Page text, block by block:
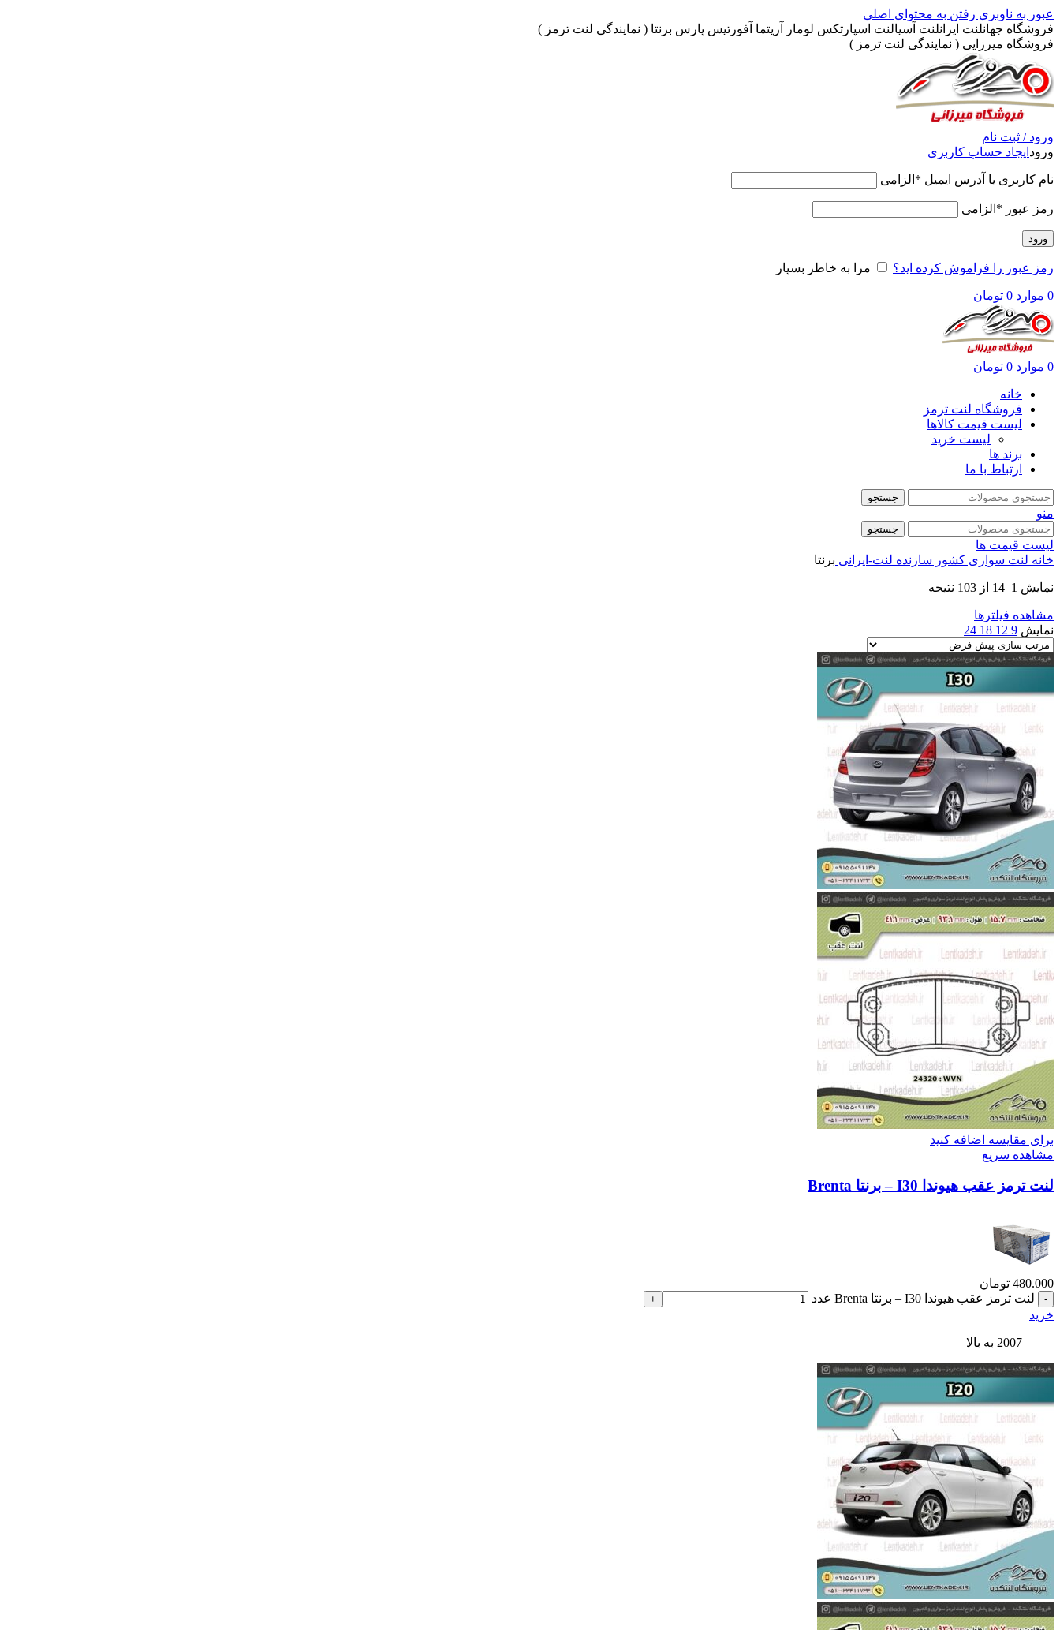
عبور به ناوبری رفتن به محتوای اصلی
فروشگاه جهانلنت ایرانلنت آسیالنت اسپارتکس لومار آریتما آفورتیس پارس برنتا ( نمایندگی لنت ترمز )
فروشگاه میرزایی ( نمایندگی لنت ترمز )
ورود / ثبت نام
ورود ایجاد حساب کاربری
نام کاربری یا آدرس ایمیل * الزامی
رمز عبور * الزامی
ورود
رمز عبور را فراموش کرده اید؟ مرا به خاطر بسپار
0 موارد 0 تومان
0 موارد 0 تومان
خانه
فروشگاه لنت ترمز
لیست قیمت کالاها
لیست خرید
برند ها
ارتباط با ما
جستجو
منو
جستجو
لیست قیمت ها
خانه لنت سواری کشور سازنده لنت-ایرانی برنتا
نمایش 1–14 از 103 نتیجه
مشاهده فیلترها
نمایش 9
12
18
24
برای مقایسه اضافه کنید
مشاهده سریع
لنت ترمز عقب هیوندا I30 – برنتا Brenta
480.000 تومان
لنت ترمز عقب هیوندا I30 – برنتا Brenta عدد
خرید
2007 به بالا